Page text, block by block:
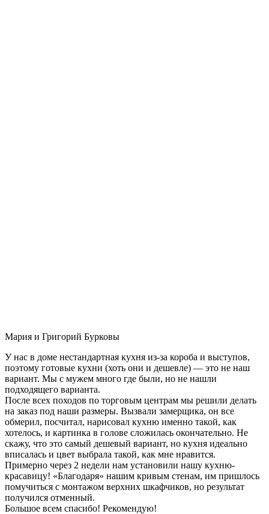
Мария и Григорий Бурковы
У нас в доме нестандартная кухня из-за короба и выступов,
поэтому готовые кухни (хоть они и дешевле) — это не наш
вариант. Мы с мужем много где были, но не нашли
подходящего варианта.
После всех походов по торговым центрам мы решили делать
на заказ под наши размеры. Вызвали замерщика, он все
обмерил, посчитал, нарисовал кухню именно такой, как
хотелось, и картинка в голове сложилась окончательно. Не
скажу, что это самый дешевый вариант, но кухня идеально
вписалась и цвет выбрала такой, как мне нравится.
Примерно через 2 недели нам установили нашу кухню-
красавицу! «Благодаря» нашим кривым стенам, им пришлось
помучиться с монтажом верхних шкафчиков, но результат
получился отменный.
Большое всем спасибо! Рекомендую!